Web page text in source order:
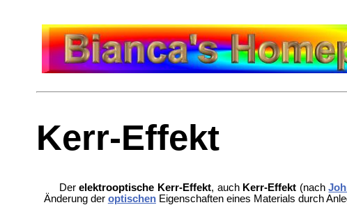
Kerr-Effekt
Derelektrooptische Kerr-Effekt, auch Kerr-Effekt (nach
Änderung der optischenEigenschaften eines Materials durch